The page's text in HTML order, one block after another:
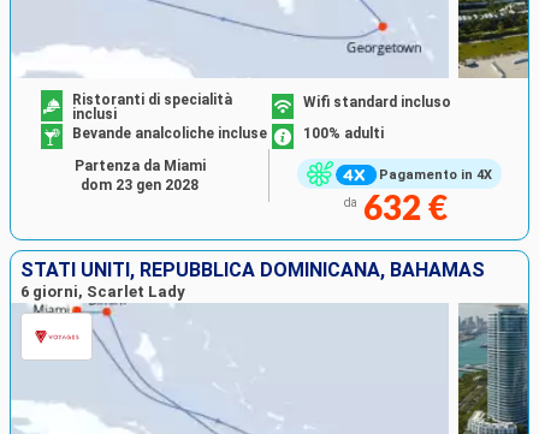
Pagamento in 4X
Ristoranti di specialità
inclusi
Wifi standard incluso
Bevande analcoliche incluse
100% adulti
da 632 €
Partenza da Miami
dom 23 gen 2028
STATI UNITI, REPUBBLICA DOMINICANA, BAHAMAS
6 giorni, Scarlet Lady